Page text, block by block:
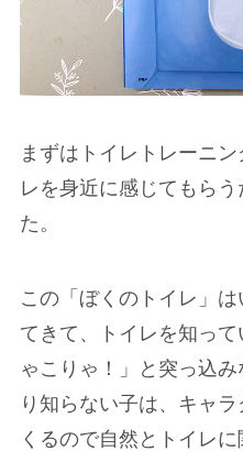
まずはトイレトレーニ
レを身近に感じてもら
た。
この「ぼくのトイレ」
てきて、トイレを知っ
ゃこりゃ！」と突っ込
り知らない子は、キャ
くるので自然とトイレ